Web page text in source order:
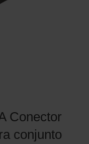
Conector
conjunto